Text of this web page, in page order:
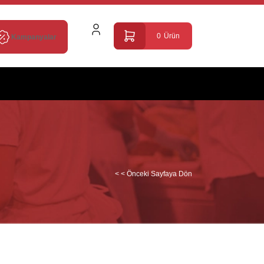
0 Ürün
Kampanyalar
< < Önceki Sayfaya Dön